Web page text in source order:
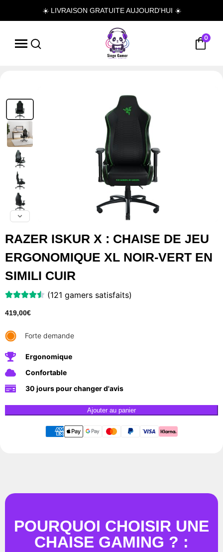
☀️ LIVRAISON GRATUITE AUJOURD'HUI ☀️
0
RAZER ISKUR X : CHAISE DE JEU
ERGONOMIQUE XL NOIR-VERT EN
SIMILI CUIR
(121 gamers satisfaits)
419,00€
Forte demande
Ergonomique
Confortable
30 jours pour changer d'avis
Ajouter au panier
POURQUOI CHOISIR UNE
CHAISE GAMING ? :